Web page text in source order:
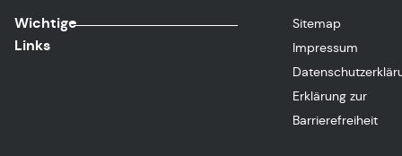
Wichtige
Links
Sitemap
Impressum
Erklärung zur
Barrierefreiheit